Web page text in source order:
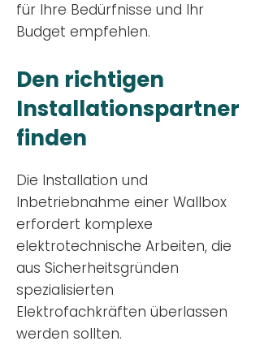
für Ihre Bedürfnisse und Ihr
Budget empfehlen.
Den richtigen
Installationspartner
finden
Die Installation und
Inbetriebnahme einer Wallbox
erfordert komplexe
elektrotechnische Arbeiten, die
aus Sicherheitsgründen
spezialisierten
Elektrofachkräften überlassen
werden sollten.